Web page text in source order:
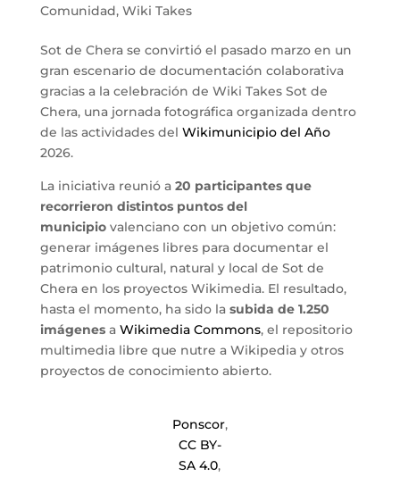
Comunidad, Wiki Takes
Sot de Chera se convirtió el pasado marzo en un
gran escenario de documentación colaborativa
gracias a la celebración de Wiki Takes Sot de
Chera, una jornada fotográfica organizada dentro
de las actividades del Wikimunicipio del Año
2026.
La iniciativa reunió a 20 participantes que
recorrieron distintos puntos del
municipio valenciano con un objetivo común:
generar imágenes libres para documentar el
patrimonio cultural, natural y local de Sot de
Chera en los proyectos Wikimedia. El resultado,
hasta el momento, ha sido la subida de 1.250
imágenesa Wikimedia Commons, el repositorio
multimedia libre que nutre a Wikipedia y otros
proyectos de conocimiento abierto.
Ponscor,
CC BY-
SA 4.0,